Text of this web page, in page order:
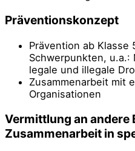
Präventionskonzept
Prävention ab Klasse
Schwerpunkten, u.a.:
legale und illegale
Zusammenarbeit mit
Organisationen
Vermittlung an
Zusammenarbeit in